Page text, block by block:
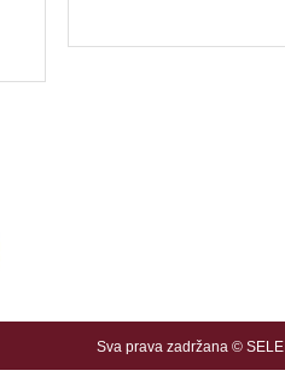
Sva prava zadržana ©